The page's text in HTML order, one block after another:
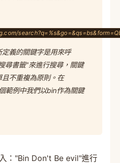
義的關鍵字是用來呼
尋書籤"來進行搜尋，關鍵
且不重複為原則。在
範例中我們以bin作為關鍵
："Bin Don't Be evil"進行